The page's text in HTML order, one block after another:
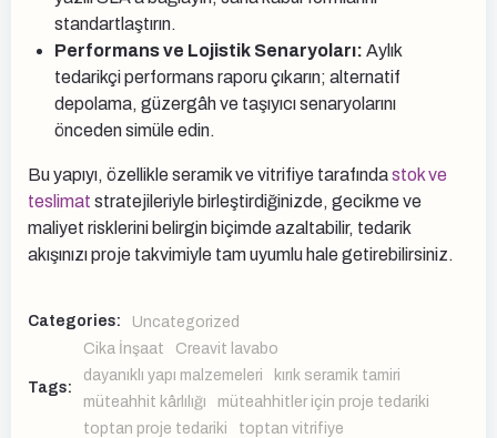
standartlaştırın.
Performans ve Lojistik Senaryoları: Aylık
tedarikçi performans raporu çıkarın; alternatif
depolama, güzergâh ve taşıyıcı senaryolarını
önceden simüle edin.
Bu yapıyı, özellikle seramik ve vitrifiye tarafındastok ve
teslimat stratejileriyle birleştirdiğinizde, gecikme ve
maliyet risklerini belirgin biçimde azaltabilir, tedarik
akışınızı proje takvimiyle tam uyumlu hale getirebilirsiniz.
Categories: Uncategorized
Tags:
Cika İnşaat
Creavit lavabo
dayanıklı yapı malzemeleri
kırık seramik tamiri
müteahhit kârlılığı
müteahhitler için proje tedariki
toptan proje tedariki
toptan vitrifiye